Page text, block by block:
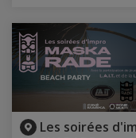
Les soirées